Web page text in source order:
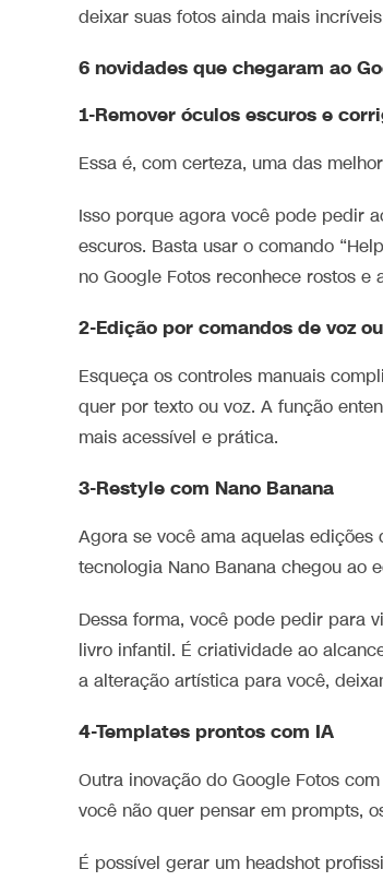
deixar suas fotos ainda mais
6 novidades que chegaram ao
1-Remover óculos escuros e
Essa é, com certeza, uma das
Isso porque agora você pode pedir
escuros. Basta usar o comando
no Google Fotos reconhece rostos
2-Edição por comandos de voz
Esqueça os controles manuais
quer por texto ou voz. A função
mais acessível e prática.
3-Restyle com Nano Banana
Agora se você ama aquelas
tecnologia Nano Banana chegou ao
Dessa forma, você pode pedir para
livro infantil. É criatividade ao
a alteração artística para você,
4-Templates prontos com IA
Outra inovação do Google Fotos
você não quer pensar em prompts,
É possível gerar um headshot